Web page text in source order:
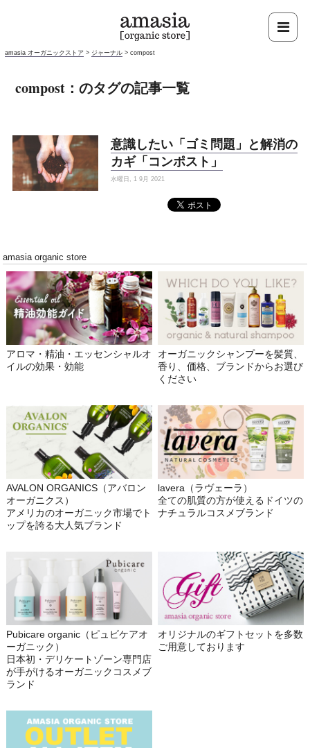
amasia オーガニックストア > ジャーナル >compost
compost：のタグの記事一覧
意識したい「ゴミ問題」と解消の
カギ「コンポスト」
水曜日, 1 9月 2021
amasia organic store
アロマ・精油・エッセンシャルオ
イルの効果・効能
オーガニックシャンプーを髪質、
香り、価格、ブランドからお選び
ください
AVALON ORGANICS（アバロン
オーガニクス）
アメリカのオーガニック市場でト
ップを誇る大人気ブランド
lavera（ラヴェーラ）
全ての肌質の方が使えるドイツの
ナチュラルコスメブランド
Pubicare organic（ピュビケアオ
ーガニック）
日本初・デリケートゾーン専門店
が手がけるオーガニックコスメブ
ランド
オリジナルのギフトセットを多数
ご用意しております